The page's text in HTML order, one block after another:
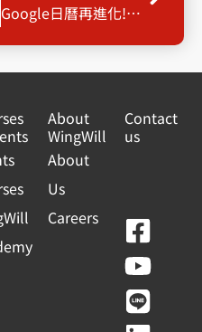
Google日曆再進化!整合地圖功能，評論、路線規劃一氣呵成
About
WingWill
About
Us
Careers
Contact
us
F
a
c
e
Y
o
u
t
L
i
n
e
L
i
n
k